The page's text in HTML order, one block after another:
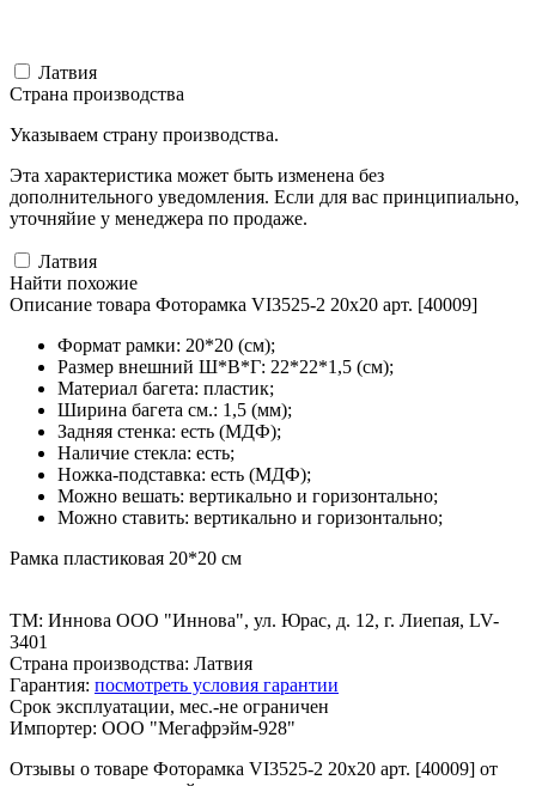
Латвия
Страна производства
Указываем страну производства.
Эта характеристика может быть изменена без
дополнительного уведомления. Если для вас принципиально,
уточняйие у менеджера по продаже.
Латвия
Найти похожие
Описание товара Фоторамка VI3525-2 20x20 арт. [40009]
Формат рамки: 20*20 (см);
Размер внешний Ш*В*Г: 22*22*1,5 (см);
Материал багета: пластик;
Ширина багета см.: 1,5 (мм);
Задняя стенка: есть (МДФ);
Наличие стекла: есть;
Ножка-подставка: есть (МДФ);
Можно вешать: вертикально и горизонтально;
Можно ставить: вертикально и горизонтально;
Рамка пластиковая 20*20 см
ТМ: Иннова ООО "Иннова", ул. Юрас, д. 12, г. Лиепая, LV-
3401
Страна производства: Латвия
Гарантия: посмотреть условия гарантии
Срок эксплуатации, мес.-не ограничен
Импортер: ООО "Мегафрэйм-928"
Отзывы о товаре Фоторамка VI3525-2 20x20 арт. [40009] от